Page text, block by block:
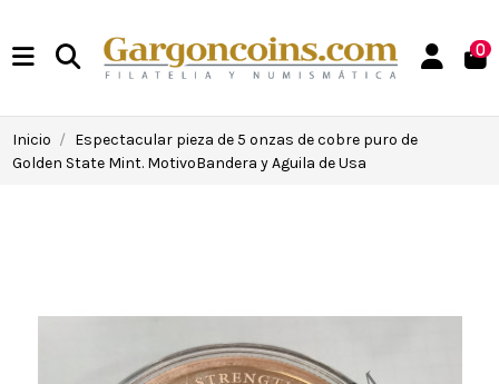
0
Inicio
Espectacular pieza de 5 onzas de cobre puro de
Golden State Mint. MotivoBandera y Aguila de Usa